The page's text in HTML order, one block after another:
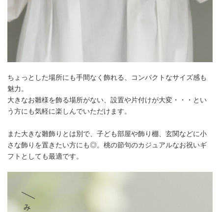
ちょっとした場所にも手間なく飾れる、コンパクトなサイズ感も
魅力。
大きなお雛様を飾る場所がない、設置や片付けが大変・・・とい
う方にも気軽に楽しんでいただけます。
また大きな雛飾りとは別で、子ども部屋や飾り棚、玄関などに小
さな飾りを置きたい方にも◎。桃の節句のカジュアルなお祝いギ
フトとしても最適です。